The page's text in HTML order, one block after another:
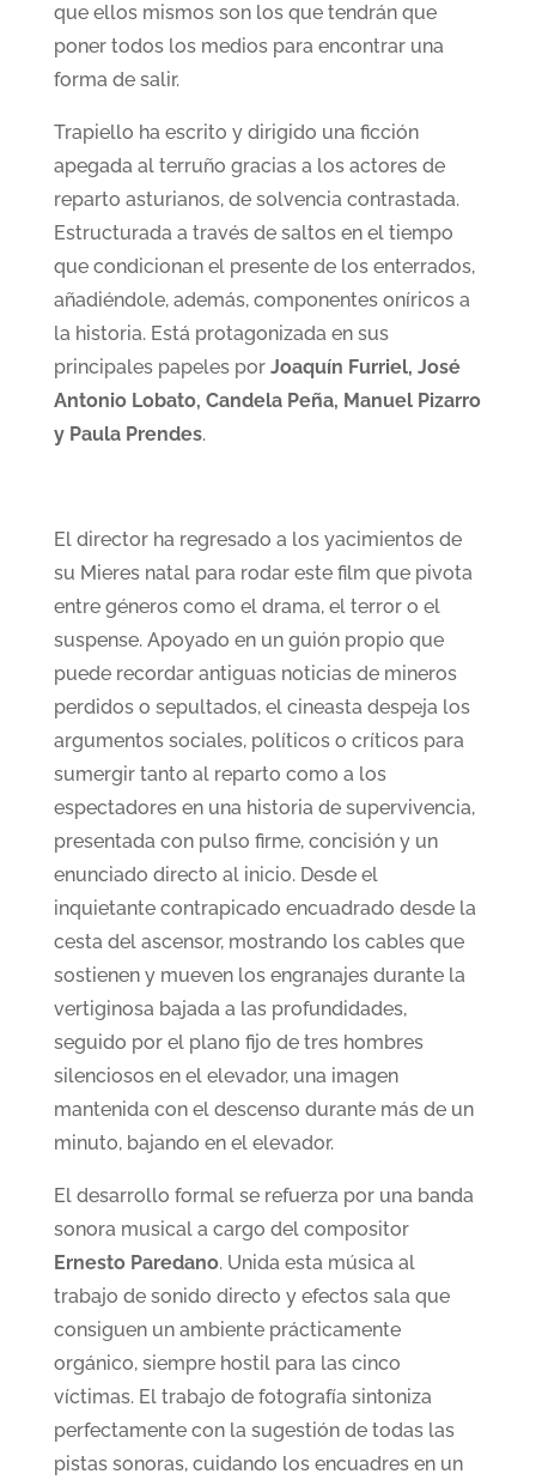
que ellos mismos son los que tendrán que
poner todos los medios para encontrar una
forma de salir.
Trapiello ha escrito y dirigido una ficción
apegada al terruño gracias a los actores de
reparto asturianos, de solvencia contrastada.
Estructurada a través de saltos en el tiempo
que condicionan el presente de los enterrados,
añadiéndole, además, componentes oníricos a
la historia. Está protagonizada en sus
principales papeles por Joaquín Furriel, José
Antonio Lobato, Candela Peña, Manuel Pizarro
y Paula Prendes.
El director ha regresado a los yacimientos de
su Mieres natal para rodar este film que pivota
entre géneros como el drama, el terror o el
suspense. Apoyado en un guión propio que
puede recordar antiguas noticias de mineros
perdidos o sepultados, el cineasta despeja los
argumentos sociales, políticos o críticos para
sumergir tanto al reparto como a los
espectadores en una historia de supervivencia,
presentada con pulso firme, concisión y un
enunciado directo al inicio. Desde el
inquietante contrapicado encuadrado desde la
cesta del ascensor, mostrando los cables que
sostienen y mueven los engranajes durante la
vertiginosa bajada a las profundidades,
seguido por el plano fijo de tres hombres
silenciosos en el elevador, una imagen
mantenida con el descenso durante más de un
minuto, bajando en el elevador.
El desarrollo formal se refuerza por una banda
sonora musical a cargo del compositor
Ernesto Paredano. Unida esta música al
trabajo de sonido directo y efectos sala que
consiguen un ambiente prácticamente
orgánico, siempre hostil para las cinco
víctimas. El trabajo de fotografía sintoniza
perfectamente con la sugestión de todas las
pistas sonoras, cuidando los encuadres en un